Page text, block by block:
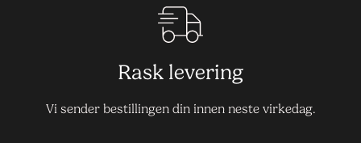
Rask levering
Vi sender bestillingen din innen neste virkedag.